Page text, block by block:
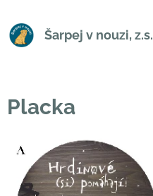
Šarpej v nouzi, z.s.
Placka